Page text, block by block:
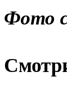
Фото